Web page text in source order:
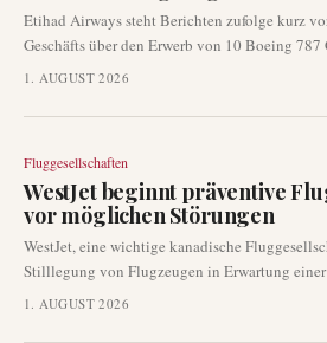
Etihad Airways steht Berichten zufolge kurz
Geschäfts über den Erwerb von 10 Boeing
bedeutende Flottenerweiterung könnte nach
offiziell bekannt gegeben werden. Der Schritt
auf Boeings Auftragsbücher auswirken.
1. AUGUST 2026
Fluggesellschaften
WestJet beginnt präventive
vor möglichen Störungen
WestJet, eine wichtige kanadische
Stilllegung von Flugzeugen in Erwartung
Betriebsunterbrechung eingeleitet. Die
1. AUGUST 2026